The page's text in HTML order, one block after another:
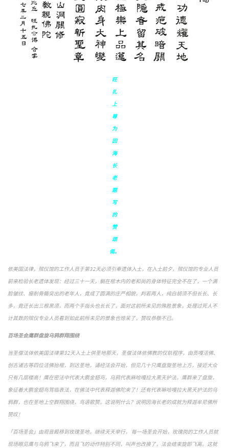
旺
扎
上
尊
为
因
海
长
老
题
写
的
赞
颂
偈。
依美国法律，殡仪馆的工作人员于第32天必须引奉遗体入土，在入土前夕，殡仪馆的专业人员
前来检验长老遗体发现：经过三十一天，躺在棺木内的老和尚的身体特征完全不在了，一个满
脸皱纹、瘦削骨骼突出的老年人，竟成了圆满的庄严相貌，判若两人，纯白胡须不但长长、长
多，竟还长出三根黑须，而两个手指头也长长了，面对这前所未见的殊胜景象，处理过死人不
计其数的殡仪专业人员看到如此前所未见的景象也惊呆了，赞叹恭敬不已。
百场圣会鹰群盘旋乌鸦群翔围绕
当圣僧法体依美国法律第32天入土上供圣地那天，圣僧法体依佛教的仪轨程序，由贡嘎活佛、
创古诸古等四位活佛抬棺，到达圣地，诵经法会开始，但见几十只鹰盘旋圣地上方，接近大众
只有几层楼高！鹰在密法中代表大鹏金翅鸟，乌鸦代表麻哈嘎拉大黑天护法。鹰群来了盘旋，
象征着大鹏金翅鸟驾临表法，在佛法中代表释迦佛陀来了！还有代表嘛哈嘎拉大黑天护法的乌
鸦群，也在圣地上空群翔围绕，鸟语歌赞。这说明什么？说明因海长老的成就为释迦牟尼佛所
赞叹！
「百场圣会」由观音殿移到玫瑰圣地，继续天天举行， 每一场圣会开始，玫瑰岗的工作人员就
现场眼见鹰与乌鸦飞来了，而且飞的动作特别不同，叫声也改换了，法会结束旋即飞离。这就